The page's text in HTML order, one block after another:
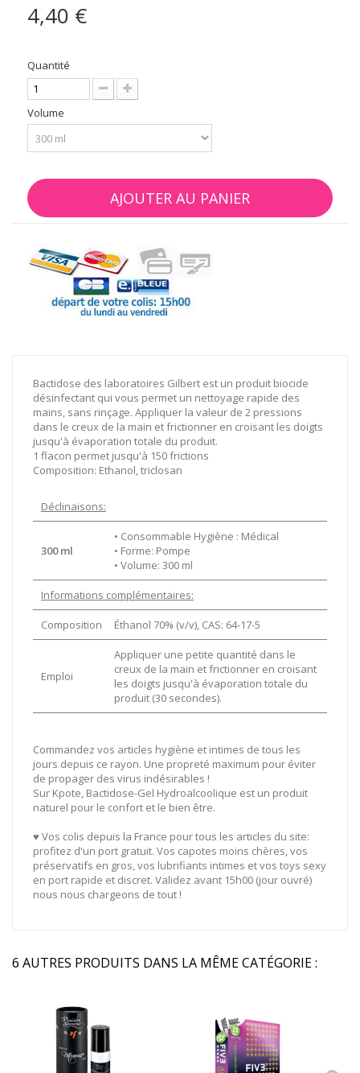
4,40 €
Quantité
Volume
AJOUTER AU PANIER
Bactidose des laboratoires Gilbert est un produit biocide
désinfectant qui vous permet un nettoyage rapide des
mains, sans rinçage. Appliquer la valeur de 2 pressions
dans le creux de la main et frictionner en croisant les doigts
jusqu'à évaporation totale du produit.
1 flacon permet jusqu'à 150 frictions
Composition: Ethanol, triclosan
Déclinaisons:
300 ml
• Consommable Hygiène : Médical
• Forme: Pompe
• Volume: 300 ml
Informations complémentaires:
Composition Éthanol 70% (v/v), CAS: 64-17-5
Emploi
Appliquer une petite quantité dans le
creux de la main et frictionner en croisant
les doigts jusqu'à évaporation totale du
produit (30 secondes).
Commandez vos articles hygiène et intimes de tous les
jours depuis ce rayon. Une propreté maximum pour éviter
de propager des virus indésirables !
Sur Kpote, Bactidose-Gel Hydroalcoolique est un produit
naturel pour le confort et le bien être.
♥ Vos colis depuis la France pour tous les articles du site:
profitez d'un port gratuit. Vos capotes moins chères, vos
préservatifs en gros, vos lubrifiants intimes et vos toys sexy
en port rapide et discret. Validez avant 15h00 (jour ouvré)
nous nous chargeons de tout !
6 AUTRES PRODUITS DANS LA MÊME CATÉGORIE :